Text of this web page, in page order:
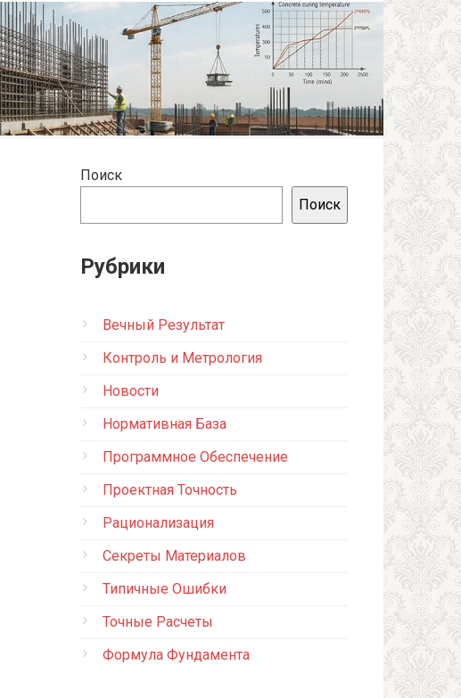
Поиск
Поиск
Рубрики
Вечный Результат
Контроль и Метрология
Новости
Нормативная База
Программное Обеспечение
Проектная Точность
Рационализация
Секреты Материалов
Типичные Ошибки
Точные Расчеты
Формула Фундамента